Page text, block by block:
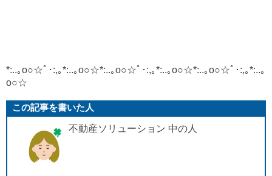
*:..｡o○☆ﾟ･:,｡*:..｡o○☆*:..｡o○☆ﾟ･:,｡*:..｡o○☆*:..｡o○☆ﾟ･:,｡*:..｡
o○☆
この記事を書いた人
不動産ソリューション 中の人